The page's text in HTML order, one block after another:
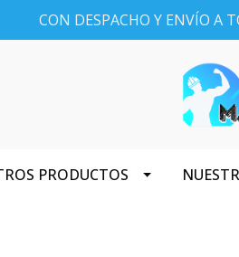
CON DESPACHO Y ENVÍO A
PRODUCTOS